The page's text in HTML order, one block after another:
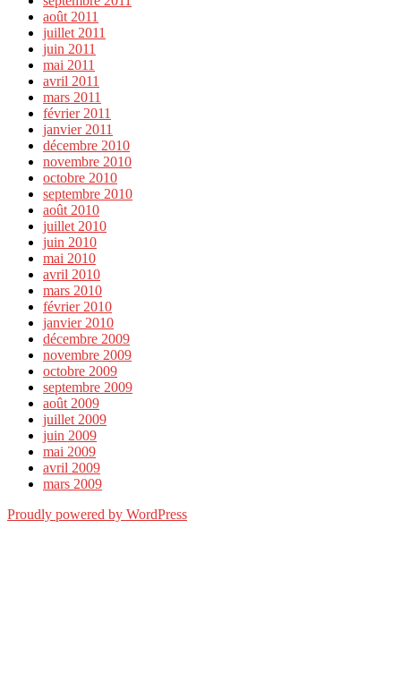
août 2011
juillet 2011
juin 2011
mai 2011
avril 2011
mars 2011
février 2011
janvier 2011
décembre 2010
novembre 2010
octobre 2010
septembre 2010
août 2010
juillet 2010
juin 2010
mai 2010
avril 2010
mars 2010
février 2010
janvier 2010
décembre 2009
novembre 2009
octobre 2009
septembre 2009
août 2009
juillet 2009
juin 2009
mai 2009
avril 2009
mars 2009
Proudly powered by WordPress